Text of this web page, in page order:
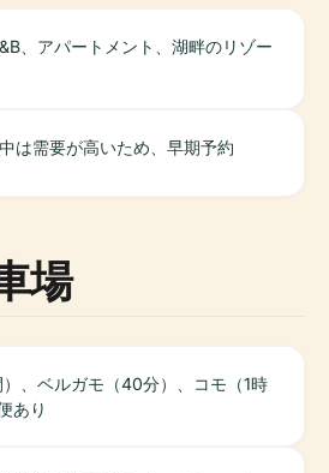
、アパートメント、湖畔のリゾー
は需要が高いため、早期予約
場
）、ベルガモ（40分）、コモ（1時
あり